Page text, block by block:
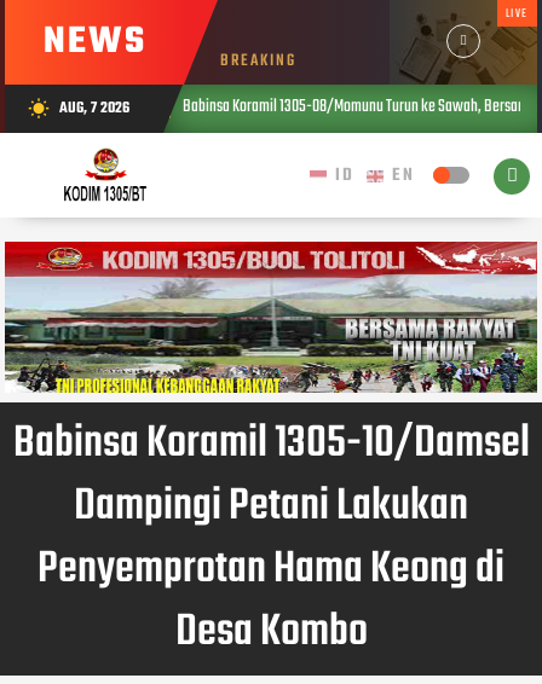
NEWS BREAKING
LIVE
wb_sunny AUG, 7 2026
AUG 07, 2026 Babinsa Koramil 1305-08/Momunu Turun ke Sawah, Bersama PPL
Babinsa Koramil 1305-10/Damsel
Dampingi Petani Lakukan
Penyemprotan Hama Keong di
Desa Kombo